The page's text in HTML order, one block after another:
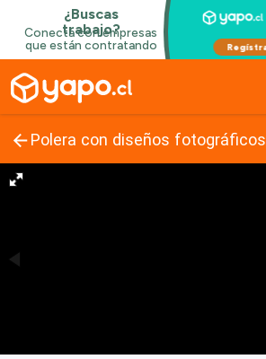
Polera con diseños fotográficos